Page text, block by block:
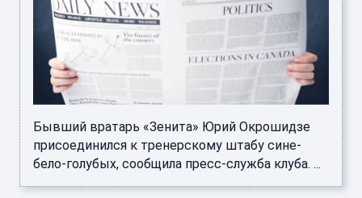
Бывший вратарь «Зенита» Юрий Окрошидзе
присоединился к тренерскому штабу сине-
бело-голубых, сообщила пресс-служба клуба. ...